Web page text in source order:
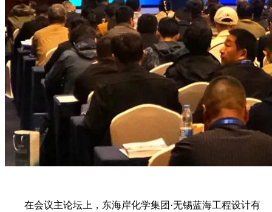
在会议主论坛上，东海岸化学集团·无锡蓝海工程设计有